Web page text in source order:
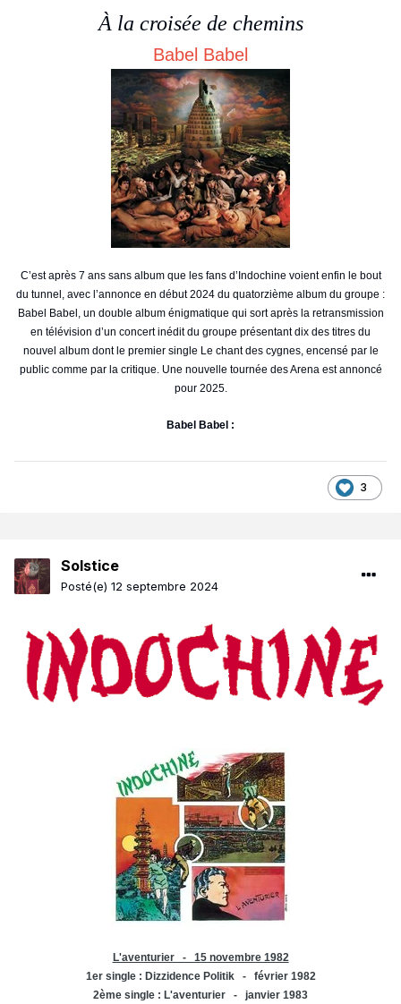
À la croisée de chemins
Babel Babel
C’est après 7 ans sans album que les fans d’Indochine voient enfin le bout
du tunnel, avec l’annonce en début 2024 du quatorzième album du groupe :
Babel Babel, un double album énigmatique qui sort après la retransmission
en télévision d’un concert inédit du groupe présentant dix des titres du
nouvel album dont le premier single Le chant des cygnes, encensé par le
public comme par la critique. Une nouvelle tournée des Arena est annoncé
pour 2025.
Babel Babel :
3
Solstice
Posté(e) 12 septembre 2024
L'aventurier - 15 novembre 1982
1er single : Dizzidence Politik - février 1982
2ème single : L'aventurier - janvier 1983